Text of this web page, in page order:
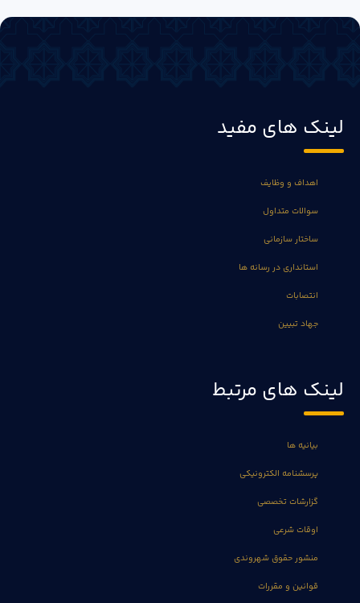
لینک های مفید
اهداف و وظایف
سوالات متداول
ساختار سازمانی
استانداری در رسانه ها
انتصابات
جهاد تبیین
لینک های مرتبط
بیانیه ها
پرسشنامه الکترونیکی
گزارشات تخصصی
اوقات شرعی
منشور حقوق شهروندی
قوانین و مقررات